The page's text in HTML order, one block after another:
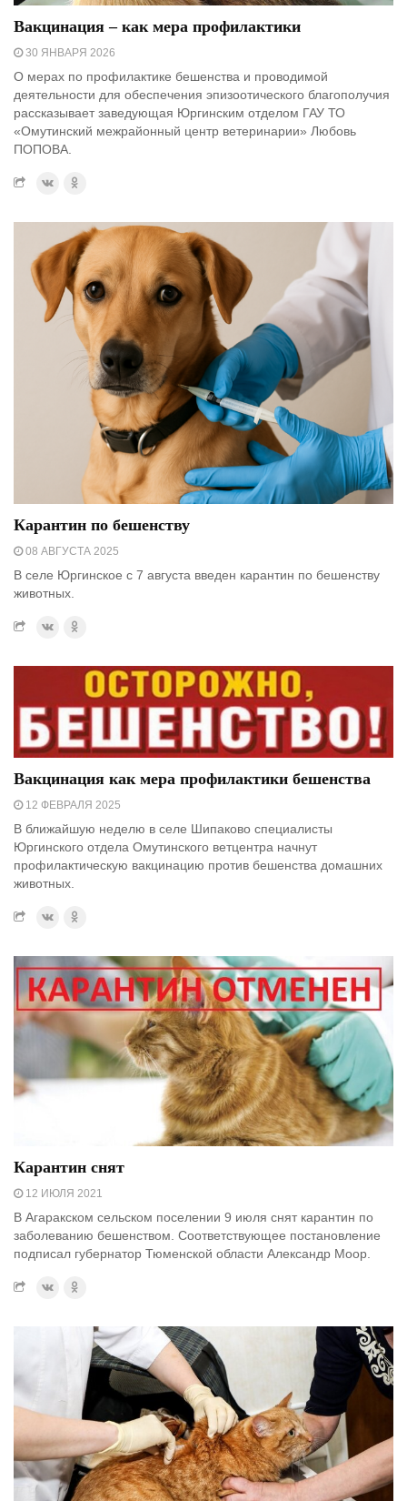
Вакцинация – как мера профилактики
30 ЯНВАРЯ 2026
О мерах по профилактике бешенства и проводимой
деятельности для обеспечения эпизоотического благополучия
рассказывает заведующая Юргинским отделом ГАУ ТО
«Омутинский межрайонный центр ветеринарии» Любовь
ПОПОВА.
Карантин по бешенству
08 АВГУСТА 2025
В селе Юргинское с 7 августа введен карантин по бешенству
животных.
Вакцинация как мера профилактики бешенства
12 ФЕВРАЛЯ 2025
В ближайшую неделю в селе Шипаково специалисты
Юргинского отдела Омутинского ветцентра начнут
профилактическую вакцинацию против бешенства домашних
животных.
Карантин снят
12 ИЮЛЯ 2021
В Агаракском сельском поселении 9 июля снят карантин по
заболеванию бешенством. Соответствующее постановление
подписал губернатор Тюменской области Александр Моор.